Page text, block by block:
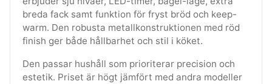
breda fack samt funktion för fryst bröd och keep-
warm. Den robusta metallkonstruktionen med röd
finish ger både hållbarhet och stil i köket.
Den passar hushåll som prioriterar precision och
estetik. Priset är högt jämfört med andra modeller